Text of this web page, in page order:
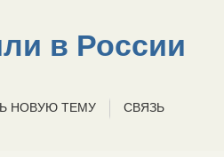
в России
НОВУЮ ТЕМУ СВЯЗЬ